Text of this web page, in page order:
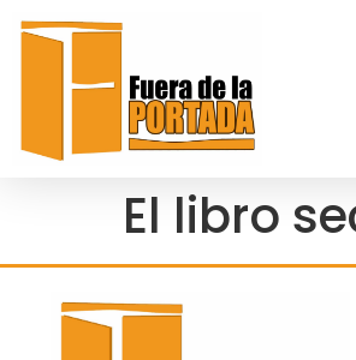
El libro